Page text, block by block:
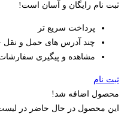
ثبت نام رایگان و آسان است!
پرداخت سریع تر
چند آدرس های حمل و نقل
مشاهده و پیگیری سفارشات
ثبت نام
محصول اضافه شد!
این محصول در حال حاضر در